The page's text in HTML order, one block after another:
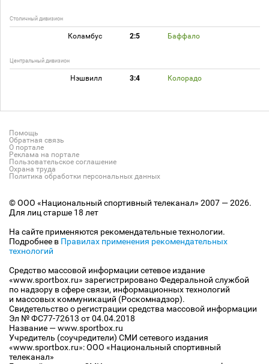
Столичный дивизион
Коламбус 2:5 Баффало
Центральный дивизион
Нэшвилл 3:4 Колорадо
Помощь
Обратная связь
О портале
Реклама на портале
Пользовательское соглашение
Охрана труда
Политика обработки персональных данных
© ООО «Национальный спортивный телеканал» 2007 — 2026.
Для лиц старше 18 лет
На сайте применяются рекомендательные технологии.
Подробнее в Правилах применения рекомендательных
технологий
Средство массовой информации сетевое издание
«www.sportbox.ru» зарегистрировано Федеральной службой
по надзору в сфере связи, информационных технологий
и массовых коммуникаций (Роскомнадзор).
Свидетельство о регистрации средства массовой информации
Эл № ФС77-72613 от 04.04.2018
Название — www.sportbox.ru
Учредитель (соучредители) СМИ сетевого издания
«www.sportbox.ru»: ООО «Национальный спортивный
телеканал»